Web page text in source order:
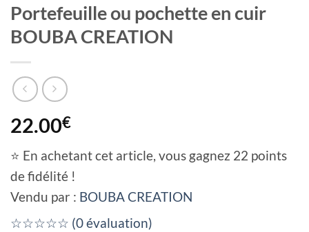
Portefeuille ou pochette en cuir
BOUBA CREATION
22.00€
⭐ En achetant cet article, vous gagnez 22 points
de fidélité !
Vendu par : BOUBA CREATION
☆☆☆☆☆ (0 évaluation)